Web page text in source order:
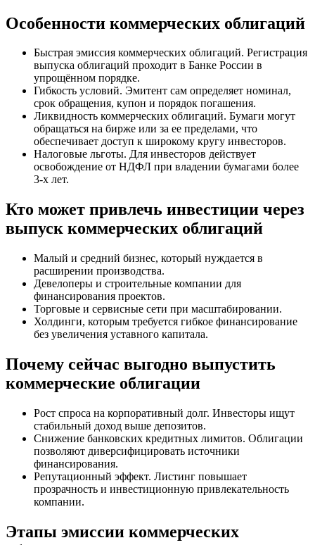
Особенности коммерческих облигаций
Быстрая эмиссия коммерческих облигаций. Регистрация
выпуска облигаций проходит в Банке России в
упрощённом порядке.
Гибкость условий. Эмитент сам определяет номинал,
срок обращения, купон и порядок погашения.
Ликвидность коммерческих облигаций. Бумаги могут
обращаться на бирже или за ее пределами, что
обеспечивает доступ к широкому кругу инвесторов.
Налоговые льготы. Для инвесторов действует
освобождение от НДФЛ при владении бумагами более
3-х лет.
Кто может привлечь инвестиции через
выпуск коммерческих облигаций
Малый и средний бизнес, который нуждается в
расширении производства.
Девелоперы и строительные компании для
финансирования проектов.
Торговые и сервисные сети при масштабировании.
Холдинги, которым требуется гибкое финансирование
без увеличения уставного капитала.
Почему сейчас выгодно выпустить
коммерческие облигации
Рост спроса на корпоративный долг. Инвесторы ищут
стабильный доход выше депозитов.
Снижение банковских кредитных лимитов. Облигации
позволяют диверсифицировать источники
финансирования.
Репутационный эффект. Листинг повышает
прозрачность и инвестиционную привлекательность
компании.
Этапы эмиссии коммерческих